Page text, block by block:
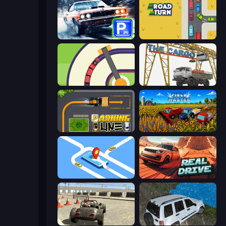
Real Car Parking
Crazy Train Snake The Cargo
Parking Line Field Master
Drive Taxi Real Drive 3D Parking Games
Free Rally Offroad Prado Mountain Hill Climbing